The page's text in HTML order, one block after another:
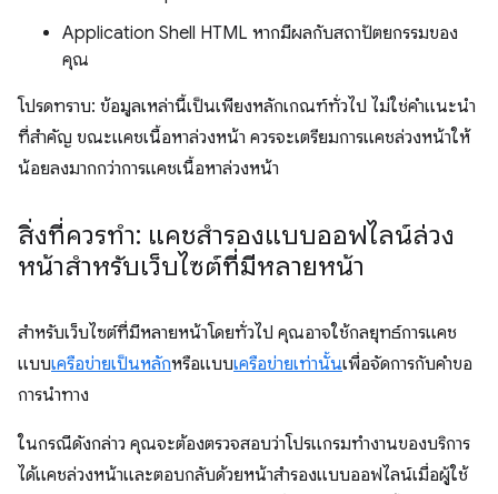
Application Shell HTML หากมีผลกับสถาปัตยกรรมของ
คุณ
โปรดทราบ: ข้อมูลเหล่านี้เป็นเพียงหลักเกณฑ์ทั่วไป ไม่ใช่คำแนะนำ
ที่สำคัญ ขณะแคชเนื้อหาล่วงหน้า ควรจะเตรียมการแคชล่วงหน้าให้
น้อยลงมากกว่าการแคชเนื้อหาล่วงหน้า
สิ่งที่ควรทำ: แคชสำรองแบบออฟไลน์ล่วง
หน้าสำหรับเว็บไซต์ที่มีหลายหน้า
สําหรับเว็บไซต์ที่มีหลายหน้าโดยทั่วไป คุณอาจใช้กลยุทธ์การแคช
แบบเครือข่ายเป็นหลักหรือแบบเครือข่ายเท่านั้นเพื่อจัดการกับคำขอ
การนำทาง
ในกรณีดังกล่าว คุณจะต้องตรวจสอบว่าโปรแกรมทำงานของบริการ
ได้แคชล่วงหน้าและตอบกลับด้วยหน้าสำรองแบบออฟไลน์เมื่อผู้ใช้